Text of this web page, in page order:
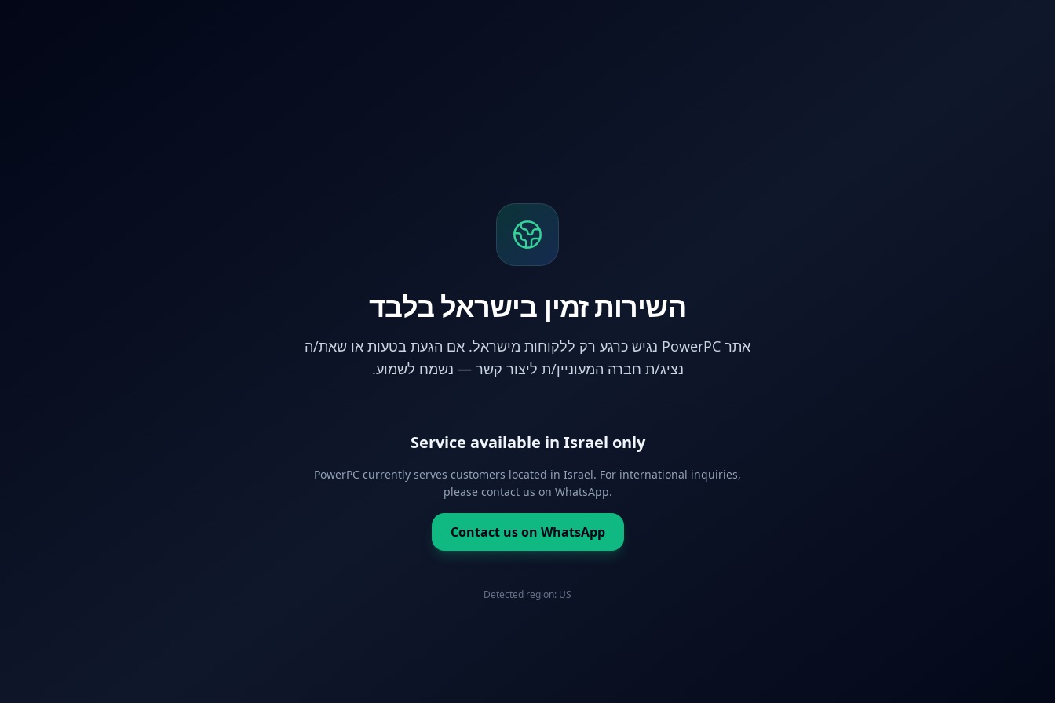
השירות זמין בישראל בלבד
אתר PowerPC נגיש כרגע רק ללקוחות מישראל. אם הגעת בטעות או שאת/ה
נציג/ת חברה המעוניין/ת ליצור קשר — נשמח לשמוע.
Service available in Israel only
PowerPC currently serves customers located in Israel. For international inquiries,
please contact us on WhatsApp.
Contact us on WhatsApp
Detected region: US